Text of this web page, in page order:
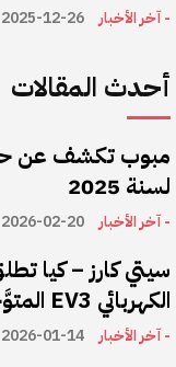
- آخر الأخبار 2025-12-26
أحدث المقالات
مبوب تكشف عن
لسنة 2025
- آخر الأخبار 2026-02-20
سيتي كارز – كيا
الكهربائي EV3 المتوَّجة بلقب سيارة العام عالميًا
- آخر الأخبار 2026-01-14